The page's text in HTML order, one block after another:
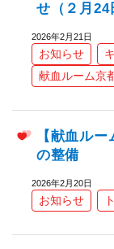
せ（２月24
2026年2月21日
お知らせ
献血ルーム京
【献血ル
の整備
2026年2月20日
お知らせ